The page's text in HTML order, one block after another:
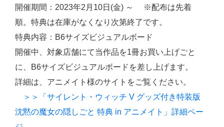
開催期間：2023年2月10日(金) ～ ※配布は先着
順。特典は在庫がなくなり次第終了です。
特典内容：B6サイズビジュアルボード
開催中、対象店舗にて当作品を1冊お買い上げごと
に、B6サイズビジュアルボードを差し上げます。
詳細は、アニメイト様のサイトをご覧ください。
＞＞「サイレント・ウィッチ V グッズ付き特装版
沈黙の魔女の隠しごと 特典 in アニメイト」詳細ペー